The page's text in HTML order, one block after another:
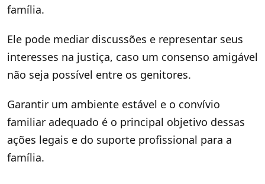
família.
Ele pode mediar discussões e representar seus
interesses na justiça, caso um consenso amigável
não seja possível entre os genitores.
Garantir um ambiente estável e o convívio
familiar adequado é o principal objetivo dessas
ações legais e do suporte profissional para a
família.